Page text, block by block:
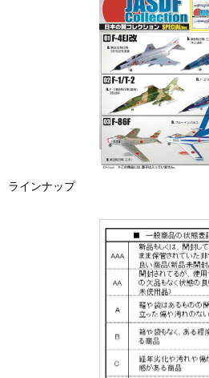
ラインナップ